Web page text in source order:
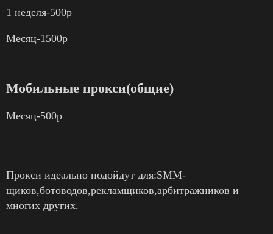
1 неделя-500р
Месяц-1500р
Мобильные прокси(общие)
Месяц-500р
Прокси идеально подойдут для:SMM-
щиков,ботоводов,рекламщиков,арбитражников и
многих других.